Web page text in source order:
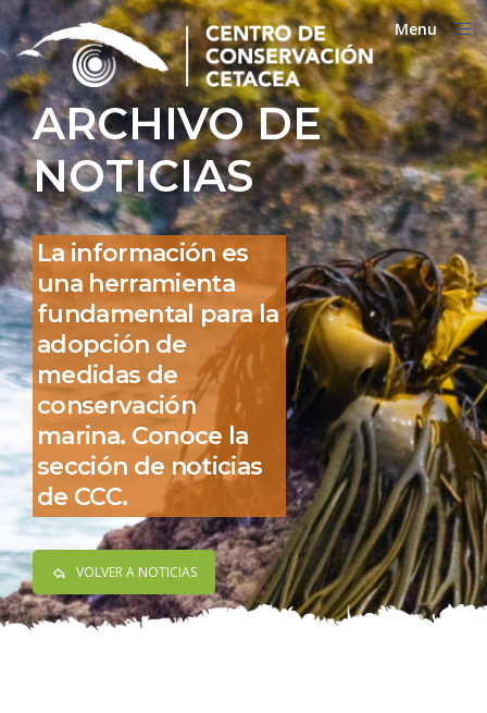
ARCHIVO DE
NOTICIAS
La información es
una herramienta
fundamental para la
adopción de
medidas de
conservación
marina. Conoce la
sección de noticias
de CCC.
VOLVER A NOTICIAS
Menu
Close